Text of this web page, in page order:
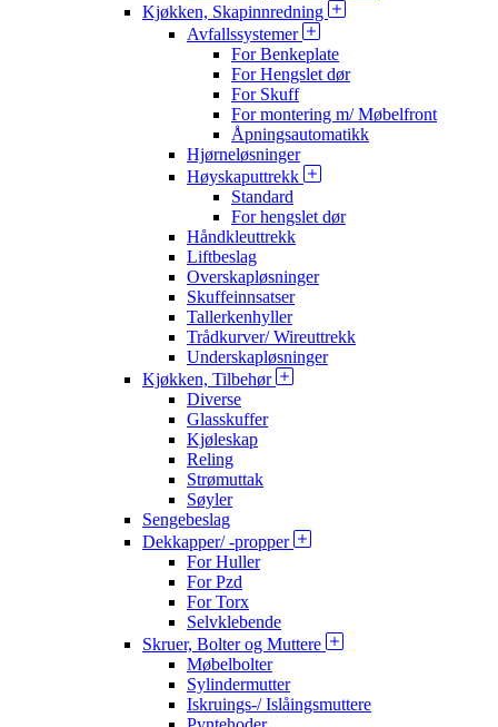
Kjøkken, Skapinnredning
Avfallssystemer
For Benkeplate
For Hengslet dør
For Skuff
For montering m/ Møbelfront
Åpningsautomatikk
Hjørneløsninger
Høyskaputtrekk
Standard
For hengslet dør
Håndkleuttrekk
Liftbeslag
Overskapløsninger
Skuffeinnsatser
Tallerkenhyller
Trådkurver/ Wireuttrekk
Underskapløsninger
Kjøkken, Tilbehør
Diverse
Glasskuffer
Kjøleskap
Reling
Strømuttak
Søyler
Sengebeslag
Dekkapper/ -propper
For Huller
For Pzd
For Torx
Selvklebende
Skruer, Bolter og Muttere
Møbelbolter
Sylindermutter
Iskruings-/ Islåingsmuttere